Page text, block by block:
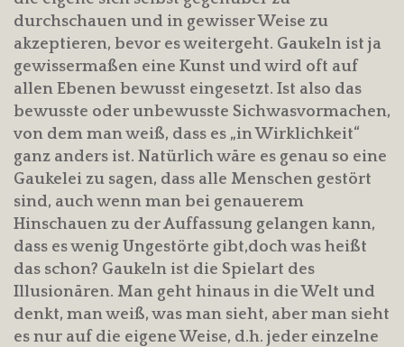
durchschauen und in gewisser Weise zu
akzeptieren, bevor es weitergeht. Gaukeln ist ja
gewissermaßen eine Kunst und wird oft auf
allen Ebenen bewusst eingesetzt. Ist also das
bewusste oder unbewusste Sichwasvormachen,
von dem man weiß, dass es „in Wirklichkeit“
ganz anders ist. Natürlich wäre es genau so eine
Gaukelei zu sagen, dass alle Menschen gestört
sind, auch wenn man bei genauerem
Hinschauen zu der Auffassung gelangen kann,
dass es wenig Ungestörte gibt,doch was heißt
das schon? Gaukeln ist die Spielart des
Illusionären. Man geht hinaus in die Welt und
denkt, man weiß, was man sieht, aber man sieht
es nur auf die eigene Weise, d.h. jeder einzelne